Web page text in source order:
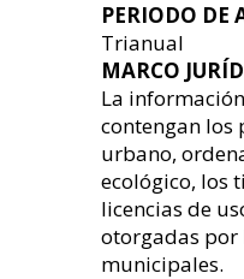
PERIODO DE
Trianual
MARCO
La
contengan los
urbano,
ecológico, los
licencias de
otorgadas por
municipales.